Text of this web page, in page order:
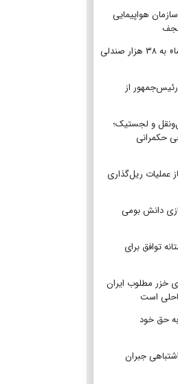
هواپیمایی
افزایش ظرفیت «هما» به ۳۸ هزار صندلی
از
و لجستیک؛
حکمرانی
ریل‌گذاری
دانش بومی
توافق برای
خزر مطلوب ایران
است
حق خود
جبران